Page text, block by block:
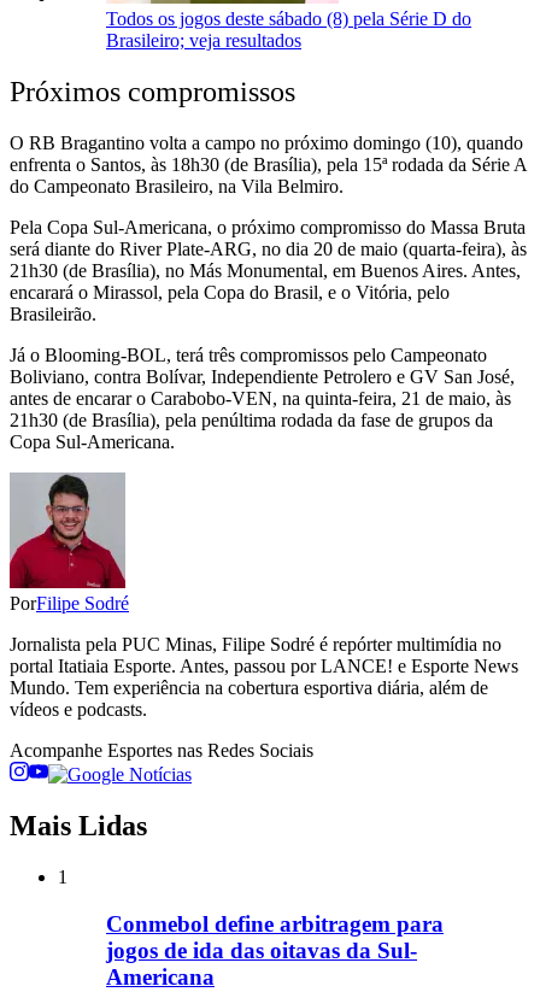
Todos os jogos deste sábado (8) pela Série D do
Brasileiro; veja resultados
Próximos compromissos
O RB Bragantino volta a campo no próximo domingo (10), quando
enfrenta o Santos, às 18h30 (de Brasília), pela 15ª rodada da Série A
do Campeonato Brasileiro, na Vila Belmiro.
Pela Copa Sul-Americana, o próximo compromisso do Massa Bruta
será diante do River Plate-ARG, no dia 20 de maio (quarta-feira), às
21h30 (de Brasília), no Más Monumental, em Buenos Aires. Antes,
encarará o Mirassol, pela Copa do Brasil, e o Vitória, pelo
Brasileirão.
Já o Blooming-BOL, terá três compromissos pelo Campeonato
Boliviano, contra Bolívar, Independiente Petrolero e GV San José,
antes de encarar o Carabobo-VEN, na quinta-feira, 21 de maio, às
21h30 (de Brasília), pela penúltima rodada da fase de grupos da
Copa Sul-Americana.
PorFilipe Sodré
Jornalista pela PUC Minas, Filipe Sodré é repórter multimídia no
portal Itatiaia Esporte. Antes, passou por LANCE! e Esporte News
Mundo. Tem experiência na cobertura esportiva diária, além de
vídeos e podcasts.
Acompanhe Esportes nas Redes Sociais
Mais Lidas
1
Conmebol define arbitragem para
jogos de ida das oitavas da Sul-
Americana